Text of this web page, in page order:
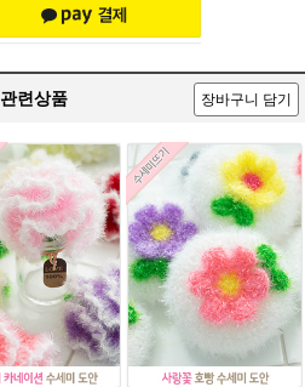
관련상품 장바구니 담기